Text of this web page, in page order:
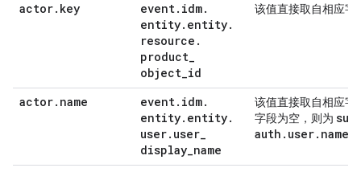
actor. key event. idm.
entity. entity.
resource .
product_
object_id
该值直接取自相应字
actor. name event. idm.
entity. entity.
user. user_
display_name
该值直接取自相应字
字段为空，则为
auth . user. name